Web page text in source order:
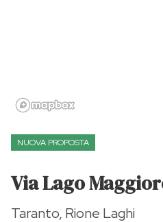
NUOVA PROPOSTA
Via Lago
Taranto, Rione Laghi